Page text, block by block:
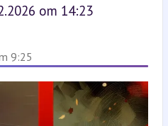
om 14:23
9:25